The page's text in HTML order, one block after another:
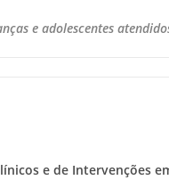
e adolescentes
e de Intervenções